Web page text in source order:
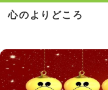
心のよりどころ